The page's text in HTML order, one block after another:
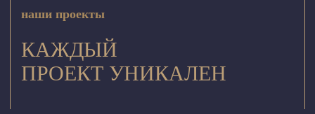
наши проекты
КАЖДЫЙ
ПРОЕКТ УНИКАЛЕН